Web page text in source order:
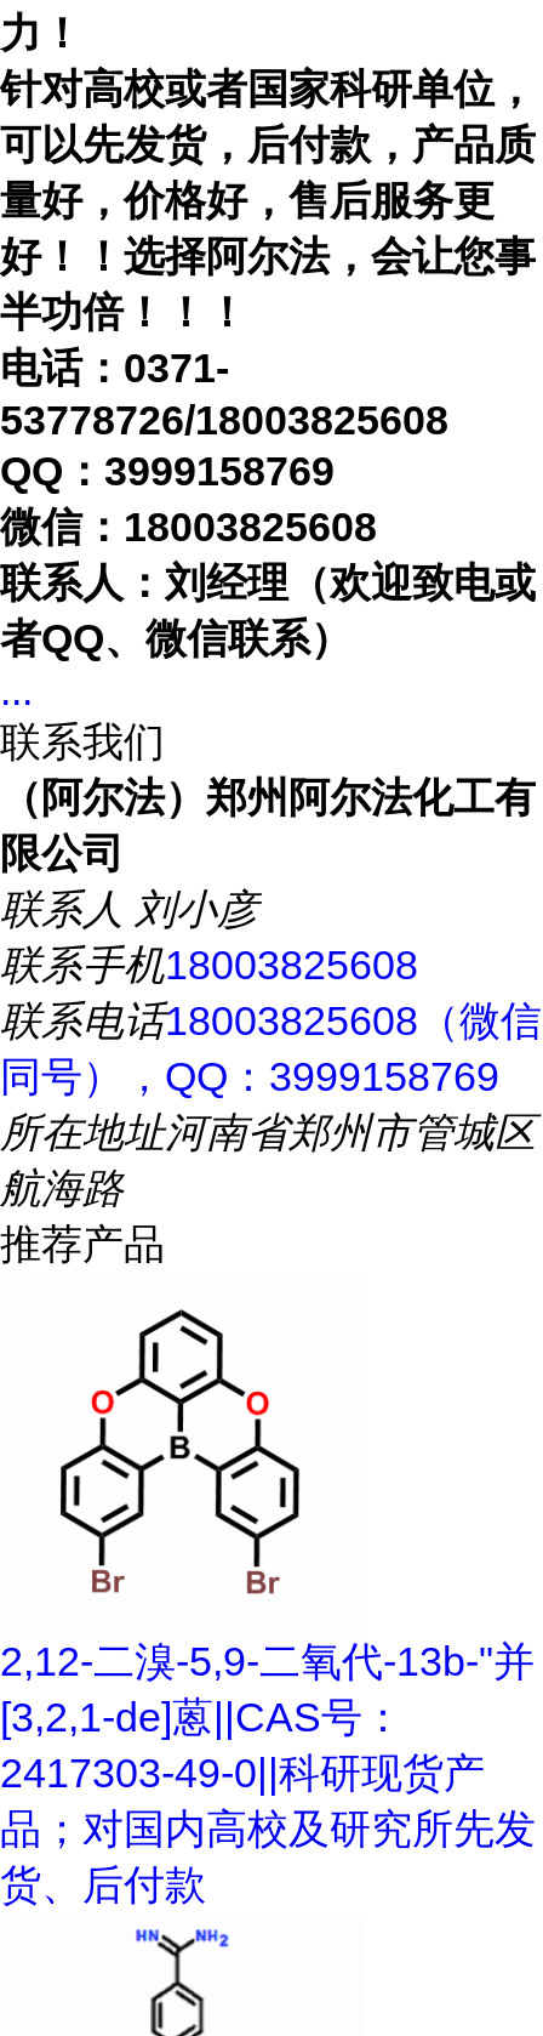
力！
针对高校或者国家科研单位，
可以先发货，后付款，产品质
量好，价格好，售后服务更
好！！选择阿尔法，会让您事
半功倍！！！
电话： 0371-
53778726/18003825608
QQ：3999158769
微信： 18003825608
联系人：刘经理（欢迎致电或
者QQ、微信联系）
...
联系我们
（阿尔法）郑州阿尔法化工有
限公司
联系人 刘小彦
联系手机18003825608
联系电话18003825608（微信
同号），QQ：3999158769
所在地址河南省郑州市管城区
航海路
推荐产品
2,12-二溴-5,9-二氧代-13b-"并
[3,2,1-de]蒽||CAS号：
2417303-49-0||科研现货产
品；对国内高校及研究所先发
货、后付款